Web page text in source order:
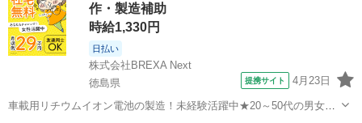
作・製造補助
時給1,330円
日払い
株式会社BREXA Next
徳島県
提携サイト 4月23日
車載用リチウムイオン電池の製造！未経験活躍中★20～50代の男女活